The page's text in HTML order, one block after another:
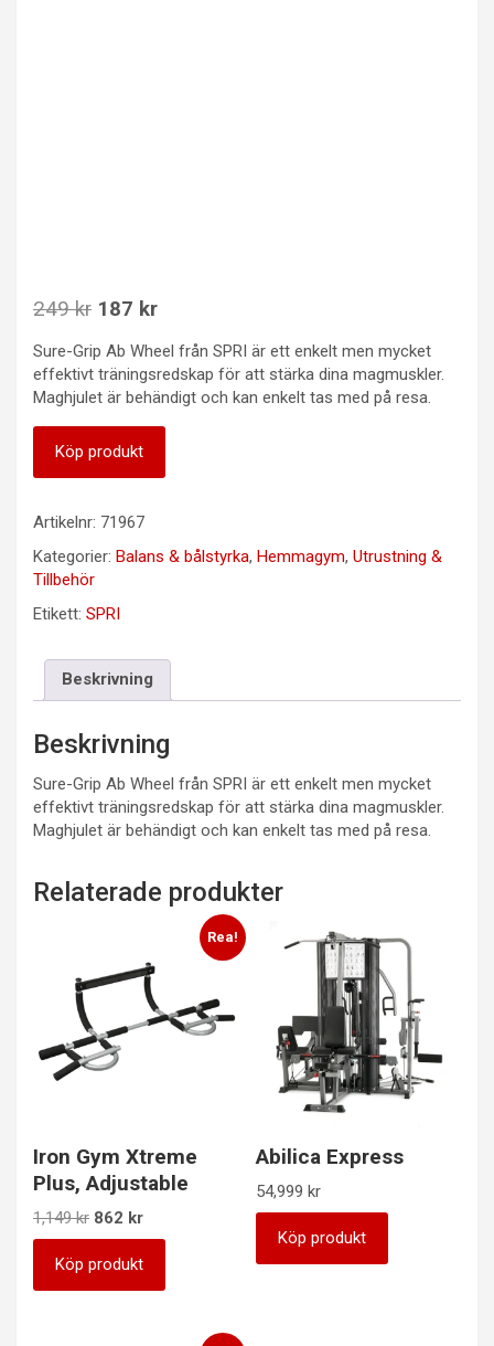
249kr Det
priset
var:
249 kr.
187 krDet
priset
är:
187 kr.
Sure-Grip Ab Wheel från SPRI är ett enkelt men mycket
effektivt träningsredskap för att stärka dina magmuskler.
Maghjulet är behändigt och kan enkelt tas med på resa.
Köp produkt
Artikelnr: 71967
Kategorier: Balans & bålstyrka, Hemmagym, Utrustning &
Tillbehör
Etikett: SPRI
Beskrivning
Beskrivning
Sure-Grip Ab Wheel från SPRI är ett enkelt men mycket
effektivt träningsredskap för att stärka dina magmuskler.
Maghjulet är behändigt och kan enkelt tas med på resa.
Relaterade produkter
Rea!
Iron Gym Xtreme
Plus, Adjustable
1,149kr Det
ursprungliga
priset
var:
862 krDet
nuvarande
priset
är:
Köp produkt
Abilica Express
54,999 kr
Köp produkt